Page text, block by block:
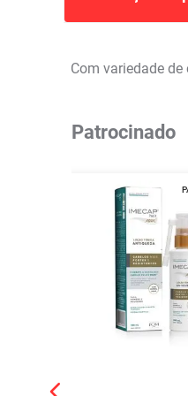
Com variedade
Patrocinado